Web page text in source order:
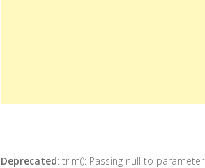
Deprecated: trim(): Passing null to parameter